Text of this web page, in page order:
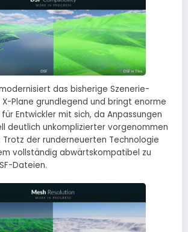
das bisherige Szenerie-
Plane grundlegend und bringt enorme
Entwickler mit sich, da Anpassungen
deutlich unkomplizierter vorgenommen
Trotz der runderneuerten Technologie
vollständig abwärtskompatibel zu
Dateien.